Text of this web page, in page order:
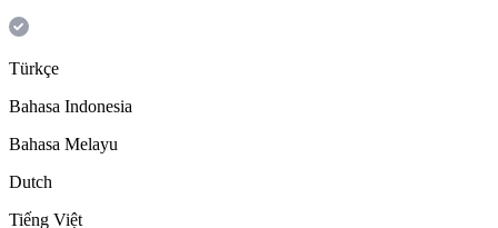
Türkçe
Bahasa Indonesia
Bahasa Melayu
Dutch
Tiếng Việt